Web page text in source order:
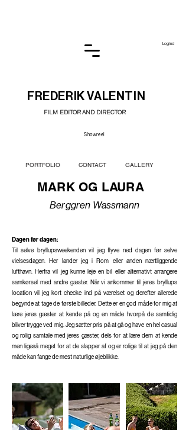
GALLERY
PORTFOLIO CONTACT
Log ind
Showreel
FREDERIK VALENTIN
FILM EDITOR AND DIRECTOR
MARK OG LAURA
Berggren Wassmann
Dagen før dagen:
Til selve bryllupsweekenden vil jeg flyve ned dagen før selve
vielsesdagen. Her lander jeg i Rom eller anden nærtliggende
lufthavn. Herfra vil jeg kunne leje en bil eller alternativt arrangere
samkørsel med andre gæster. Når vi ankommer til jeres bryllups
location vil jeg kort checke ind på værelset og derefter allerede
begynde at tage de første billeder. Dette er en god måde for mig at
lære jeres gæster at kende på og en måde hvorpå de samtidig
bliver trygge ved mig. Jeg sætter pris på at gå og have en hel casual
og rolig samtale med jeres gæster, dels for at lære dem at kende
men ligeså meget for at de slapper af og er rolige til at jeg på den
måde kan fange de mest naturlige øjeblikke.